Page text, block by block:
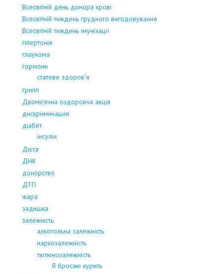
Всесвітній день донора крові
Всесвітній тиждень грудного вигодовування
Всесвітній тиждень імунізації
гіпертонія
глаукома
гормони
статеве здоров'я
грипп
Двомісячна оздоровча акція
дискриминация
діабет
інсулін
Дієта
ДНК
донорство
ДТП
жара
задишка
залежність
алкогольна залежність
наркозалежність
тютюнозалежність
Я бросаю курить